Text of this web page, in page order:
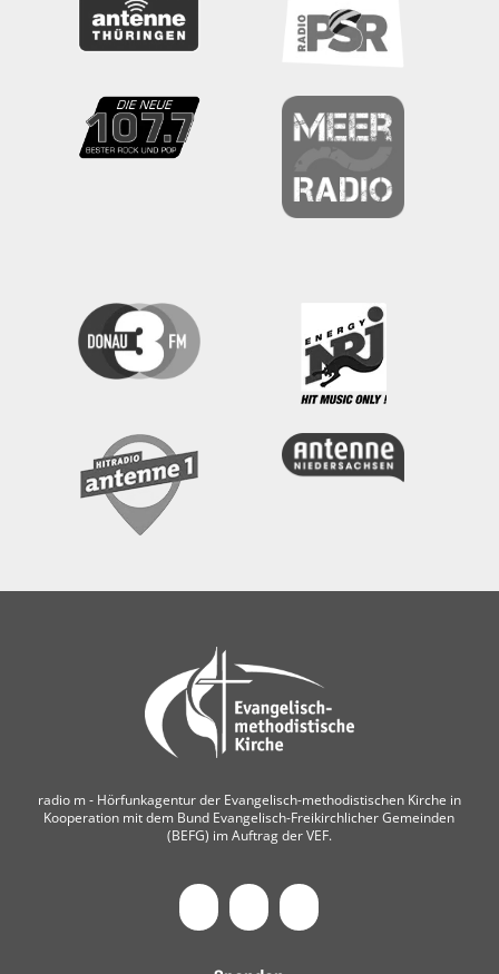
radio m ‐ Hörfunkagentur der Evangelisch-methodistischen Kirche in
Kooperation mit dem Bund Evangelisch-Freikirchlicher Gemeinden
(BEFG) im Auftrag der VEF.